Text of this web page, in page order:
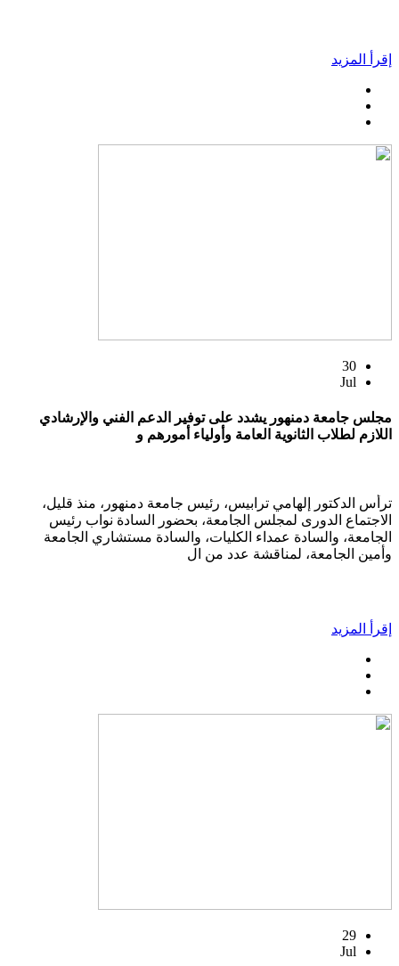
إقرأ المزيد
30
Jul
مجلس جامعة دمنهور يشدد على توفير الدعم الفني والإرشادي
اللازم لطلاب الثانوية العامة وأولياء أمورهم و
ترأس الدكتور إلهامي ترابيس، رئيس جامعة دمنهور، منذ قليل،
الاجتماع الدورى لمجلس الجامعة، بحضور السادة نواب رئيس
الجامعة، والسادة عمداء الكليات، والسادة مستشاري الجامعة
وأمين الجامعة، لمناقشة عدد من ال
إقرأ المزيد
29
Jul